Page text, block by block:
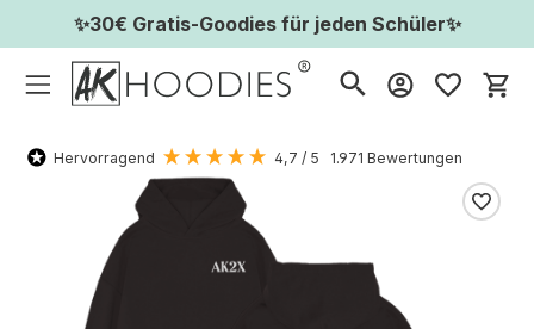
✨30€ Gratis-Goodies für jeden Schüler✨
Hervorragend 4,7 / 5 1.971 Bewertungen